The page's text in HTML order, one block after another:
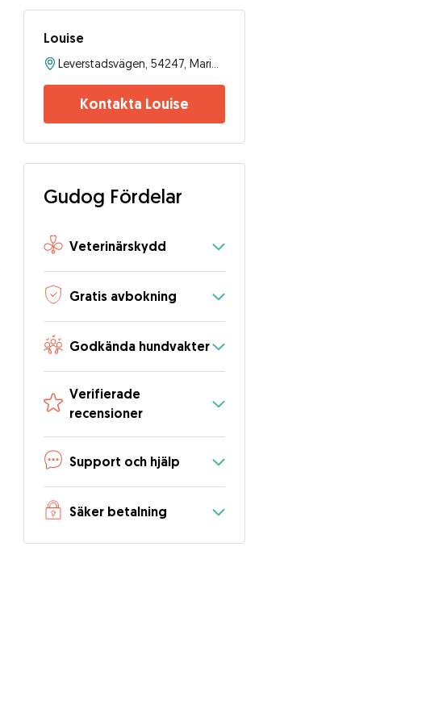
Louise
Kontakta Louise
Gudog Fördelar
Veterinärskydd
Gratis avbokning
Godkända hundvakter
Verifierade
recensioner
Support och hjälp
Säker betalning